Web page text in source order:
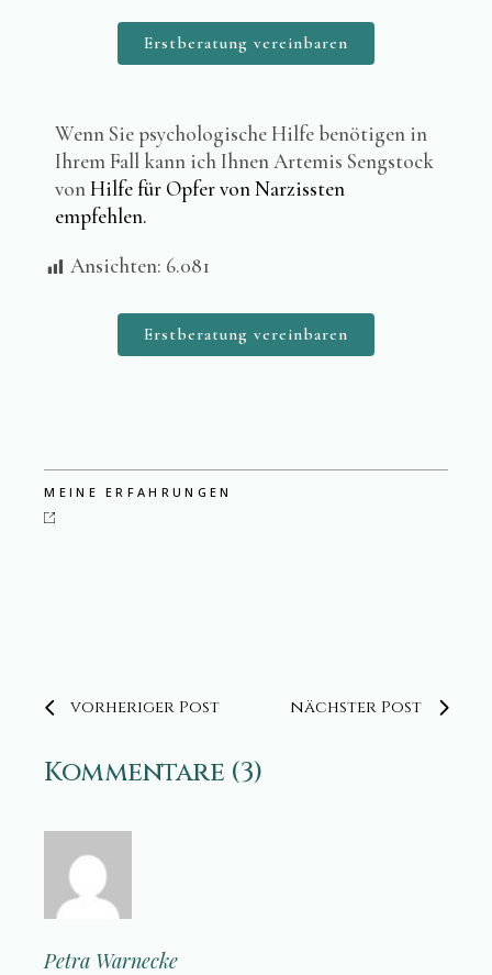
Erstberatung vereinbaren
Wenn Sie psychologische Hilfe benötigen in
Ihrem Fall kann ich Ihnen Artemis Sengstock
vonHilfe für Opfer von Narzissten
empfehlen.
Ansichten: 6.081
Erstberatung vereinbaren
MEINE ERFAHRUNGEN
vorheriger Post nächster Post
Kommentare (3)
Petra Warnecke